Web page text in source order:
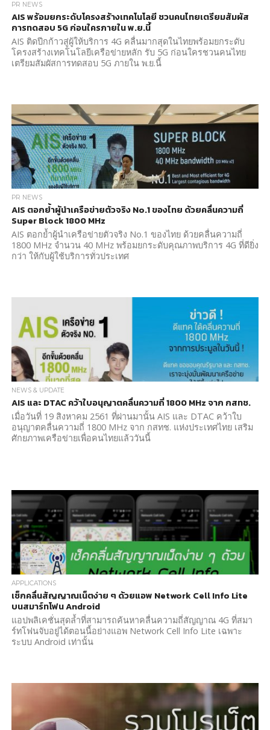
PR NEWS
AIS พร้อมยกระดับโครงสร้างเทคโนโลยี ชวนคนไทยเตรียมสัมผัส
การทดสอบ 5G ก่อนใครภายใน พ.ย.นี้
AIS ติดปีกก้าวสู่ผู้ให้บริการ 4G คลื่นมากสุดในไทยพร้อมยกระดับ
โครงสร้างเทคโนโลยีเครือข่ายหลัก รับ 5G ก่อนใครชวนคนไทย
เตรียมสัมผัสการทดสอบ 5G ภายใน พ.ย.นี้
PR NEWS
AIS ตอกย้ำผู้นำเครือข่ายตัวจริง No.1 ของไทย ด้วยคลื่นความถี่
Super Block 1800 MHz
AIS ตอกย้ำผู้นำเครือข่ายตัวจริง No.1 ของไทย ด้วยคลื่นความถี่
1800 MHz จำนวน 40 MHz พร้อมยกระดับคุณภาพบริการ 4G ที่ดียิ่ง
กว่า ให้กับผู้ใช้บริการทั่วประเทศ
NEWS & UPDATE
AIS และ DTAC คว้าใบอนุญาตคลื่นความถี่ 1800 MHz จาก กสทช.
เมื่อวันที่ 19 สิงหาคม 2561 ที่ผ่านมานั้น AIS และ DTAC คว้าใบ
อนุญาตคลื่นความถี่ 1800 MHz จาก กสทช. แห่งประเทศไทย เสริม
ศักยภาพเครือข่ายเพื่อคนไทยแล้ววันนี้
APPLICATIONS
เช็กคลื่นสัญญาณเน็ตง่าย ๆ ด้วยแอพ Network Cell Info Lite
บนสมาร์ทโฟน Android
แอปพลิเคชั่นสุดล้ำที่สามารถค้นหาคลื่นความถี่สัญญาณ 4G ที่สมา
ร์ทโฟนจับอยู่ได้ตอนนี้อย่างแอพ Network Cell Info Lite เฉพาะ
ระบบ Android เท่านั้น